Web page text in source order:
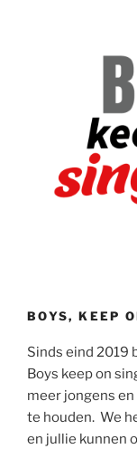
BOYS, KEEP
Sinds eind 2019
Boys keep on
meer jongens
te houden. We
en jullie kunnen